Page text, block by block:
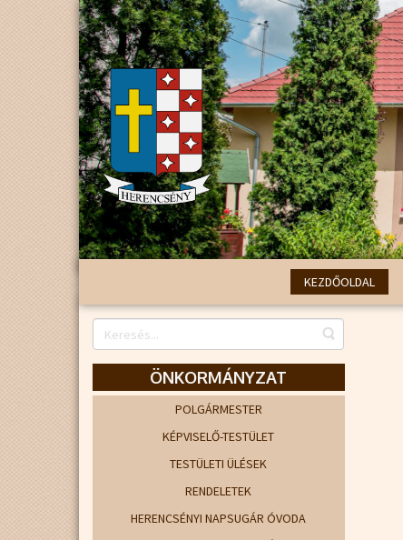
KEZDŐOLDAL
ÖNKORMÁNYZAT
POLGÁRMESTER
KÉPVISELŐ-TESTÜLET
TESTÜLETI ÜLÉSEK
RENDELETEK
HERENCSÉNYI NAPSUGÁR ÓVODA